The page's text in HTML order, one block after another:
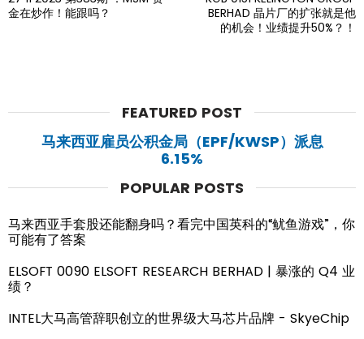
金在炒作！能跟吗？
BERHAD 晶片厂的扩张就是他
的机会！业绩提升50%？！
FEATURED POST
马来西亚雇员公积金局（EPF/KWSP）派息
6.15%
POPULAR POSTS
马来西亚手套股还能翻身吗？看完中国英科的“鱿鱼游戏”，你
可能有了答案
ELSOFT 0090 ELSOFT RESEARCH BERHAD | 暴涨的 Q4 业
绩？
INTEL大马高管辞职创立的世界级大马芯片品牌 - SkyeChip